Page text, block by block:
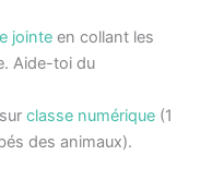
jointe en collant les
Aide-toi du
classe numérique(1
des animaux).